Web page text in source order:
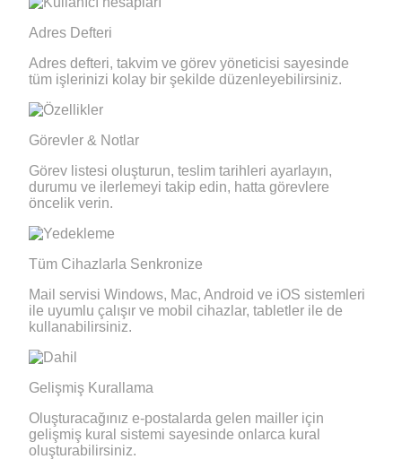
Adres Defteri
Adres defteri, takvim ve görev yöneticisi sayesinde
tüm işlerinizi kolay bir şekilde düzenleyebilirsiniz.
Görevler & Notlar
Görev listesi oluşturun, teslim tarihleri ayarlayın,
durumu ve ilerlemeyi takip edin, hatta görevlere
öncelik verin.
Tüm Cihazlarla Senkronize
Mail servisi Windows, Mac, Android ve iOS sistemleri
ile uyumlu çalışır ve mobil cihazlar, tabletler ile de
kullanabilirsiniz.
Gelişmiş Kurallama
Oluşturacağınız e-postalarda gelen mailler için
gelişmiş kural sistemi sayesinde onlarca kural
oluşturabilirsiniz.